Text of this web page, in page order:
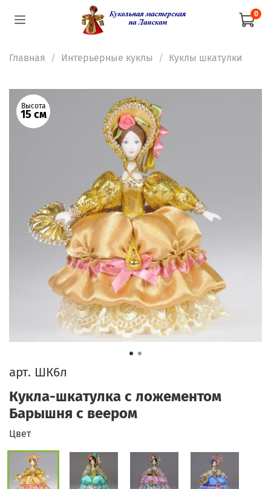
0
Главная Интерьерные куклы Куклы шкатулки
Высота
15 см
арт. ШК6л
Кукла-шкатулка с ложементом
Барышня с веером
Цвет